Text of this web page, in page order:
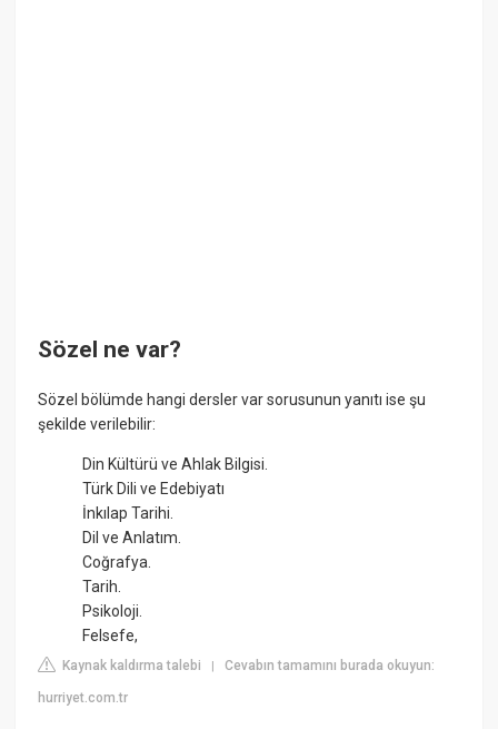
Sözel ne var?
Sözel bölümde hangi dersler var sorusunun yanıtı ise şu
şekilde verilebilir:
Din Kültürü ve Ahlak Bilgisi.
Türk Dili ve Edebiyatı
İnkılap Tarihi.
Dil ve Anlatım.
Coğrafya.
Tarih.
Psikoloji.
Felsefe,
Kaynak kaldırma talebi |Cevabın tamamını burada okuyun:
hurriyet.com.tr